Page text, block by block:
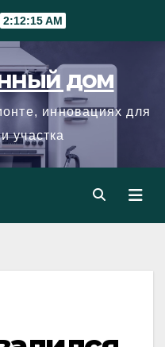
2:12:16 AM
дом
инновациях для
участка